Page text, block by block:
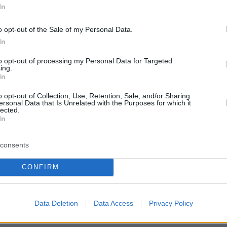
opt-out of the Sale of my Personal Data.
opt-out of processing my Personal Data for Targeted
opt-out of Collection, Use, Retention, Sale, and/or Sharing
Data that Is Unrelated with the Purposes for which it
CONFIRM
Data Deletion Data Access Privacy Policy
είμαστε 50% κάτω σε σχέση με πέρυσι»
«είχαμε μείωση 80% από τις 9 Ιουλίου
με τις αποφάσεις που πήραμε για την